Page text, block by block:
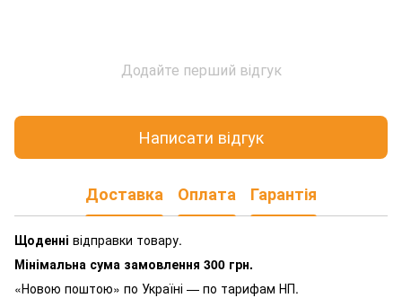
Додайте перший відгук
Написати відгук
Доставка Оплата Гарантія
Щоденні відправки товару.
Мінімальна сума замовлення 300 грн.
«Новою поштою» по Україні — по тарифам НП.